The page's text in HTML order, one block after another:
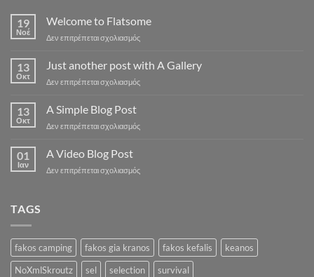
19
Νοέ
Welcome to Flatsome
Δεν επιτρέπεται σχολιασμόςστο
to
Flatsome
13
Οκτ
Just another post with A Gallery
Δεν επιτρέπεται σχολιασμόςστο
with
13
Οκτ
A Simple Blog Post
Δεν επιτρέπεται σχολιασμόςστο
Post
01
Ιαν
A Video Blog Post
Δεν επιτρέπεται σχολιασμόςστο
TAGS
fakos camping fakos gia kranos fakos kefalis
keanos
NoXmlSkroutz
sel selection survival